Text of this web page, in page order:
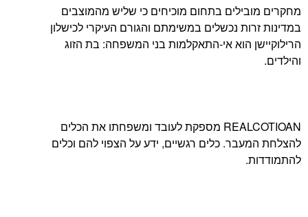
בתחום מוכיחים כי שליש מהמוצבים
נכשלים במשימתם והגורם העיקרי לכישלון
הוא אי-התאקלמות בני המשפחה: בת הזוג
REALCOTIOAN מספקת לעובד ומשפחתו את הכלים
כלים רגשיים, ידע על הצפוי להם וכלים